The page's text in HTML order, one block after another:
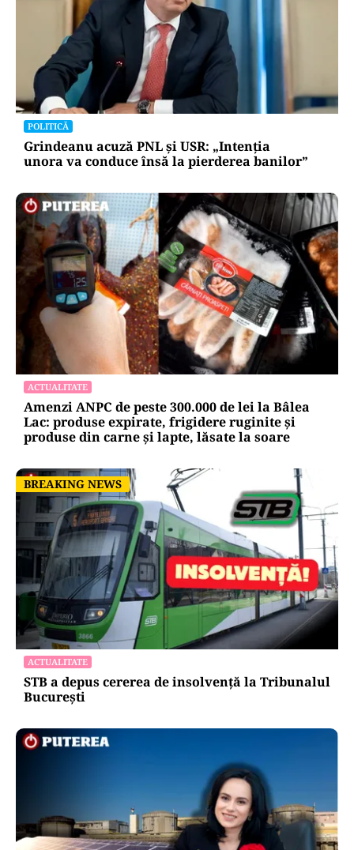
POLITICĂ
Grindeanu acuză PNL și USR: „Intenția
unora va conduce însă la pierderea banilor”
ACTUALITATE
Amenzi ANPC de peste 300.000 de lei la Bâlea
Lac: produse expirate, frigidere ruginite și
produse din carne și lapte, lăsate la soare
BREAKING NEWS
BREAKING NEWS
ACTUALITATE
STB a depus cererea de insolvență la Tribunalul
București